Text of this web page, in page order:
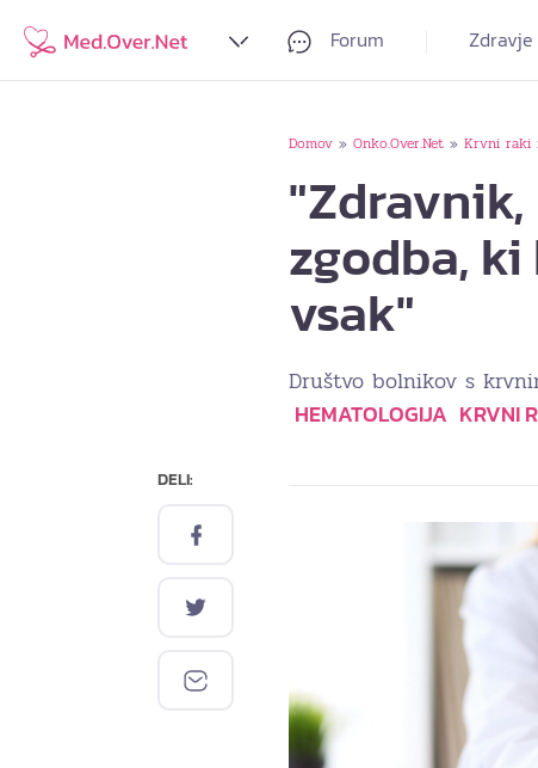
Forum Zdravje
Domov » Onko.Over.Net » Krvni raki
zgodba,
vsak"
Društvo bolnikov s
HEMATOLOGIJA KRVNI
DELI: